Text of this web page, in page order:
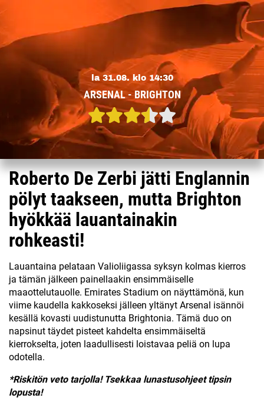
la 31.08. klo 14:30
ARSENAL - BRIGHTON
Roberto De Zerbi jätti Englannin
pölyt taakseen, mutta Brighton
hyökkää lauantainakin
rohkeasti!
Lauantaina pelataan Valioliigassa syksyn kolmas kierros
ja tämän jälkeen painellaakin ensimmäiselle
maaottelutauolle. Emirates Stadium on näyttämönä, kun
viime kaudella kakkoseksi jälleen yltänyt Arsenal isännöi
kesällä kovasti uudistunutta Brightonia. Tämä duo on
napsinut täydet pisteet kahdelta ensimmäiseltä
kierrokselta, joten laadullisesti loistavaa peliä on lupa
odotella.
*Riskitön veto tarjolla! Tsekkaa lunastusohjeet tipsin
lopusta!